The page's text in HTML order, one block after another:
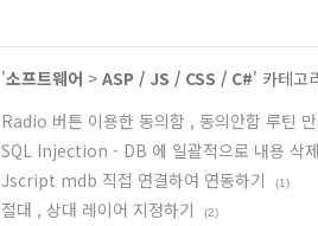
'소프트웨어 > ASP / JS / CSS / C#' 카테고
Radio 버튼 이용한 동의함 , 동의안함 루틴
SQL Injection - DB 에 일괄적으로 내용 삭
Jscript mdb 직접 연결하여 연동하기 (1)
절대 , 상대 레이어 지정하기 (2)